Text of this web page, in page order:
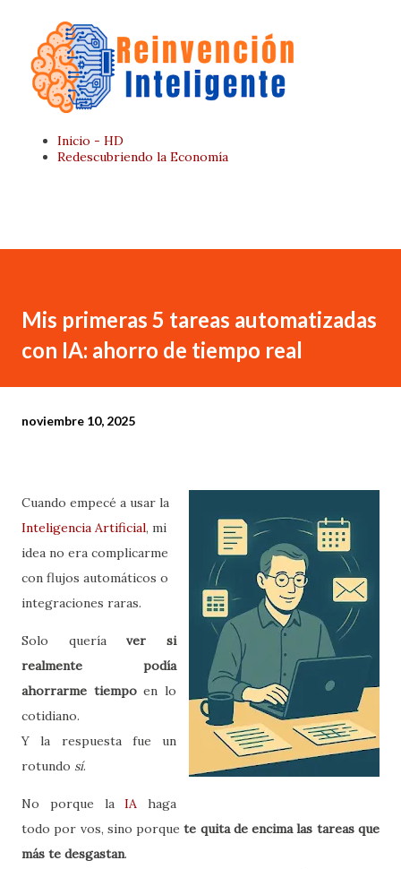
Inicio - HD
Redescubriendo la Economía
Mis primeras 5 tareas automatizadas
con IA: ahorro de tiempo real
noviembre 10, 2025
Cuando empecé a usar la
Inteligencia Artificial, mi
idea no era complicarme
con flujos automáticos o
integraciones raras.
Solo queríaver si
realmente podía
ahorrarme tiempoen lo
cotidiano.
Y la respuesta fue un
rotundo sí.
No porque laIA haga
todo por vos, sino porquete quita de encima las tareas que
más te desgastan.